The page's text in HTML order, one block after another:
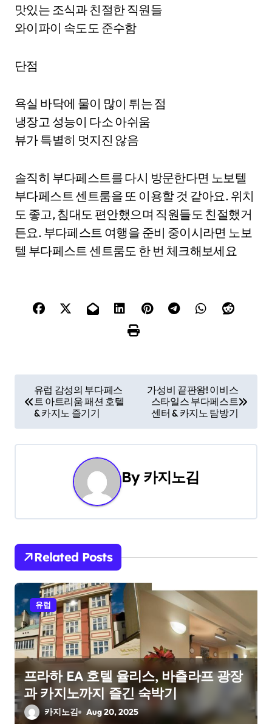
맛있는 조식과 친절한 직원들
와이파이 속도도 준수함
단점
욕실 바닥에 물이 많이 튀는 점
냉장고 성능이 다소 아쉬움
뷰가 특별히 멋지진 않음
솔직히 부다페스트를 다시 방문한다면 노보텔
부다페스트 센트룸을 또 이용할 것 같아요. 위치
도 좋고, 침대도 편안했으며 직원들도 친절했거
든요. 부다페스트 여행을 준비 중이시라면 노보
텔 부다페스트 센트룸도 한 번 체크해보세요
s
a
i
g
a
t
i
o
n
유럽 감성의 부다페스
트 아트리움 패션 호텔
& 카지노 즐기기
가성비 끝판왕! 이비스
스타일스 부다페스트
센터 & 카지노 탐방기
By 카지노김
Related Posts
유럽
프라하 EA 호텔 율리스, 바츨라프 광장
과 카지노까지 즐긴 숙박기
카지노김 Aug 20, 2025